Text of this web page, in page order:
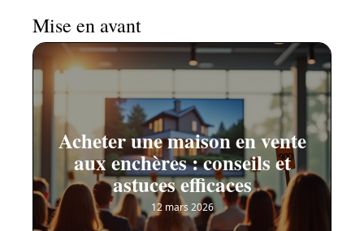
Mise en avant
Acheter une maison en vente
aux enchères : conseils et
astuces efficaces
12 mars 2026